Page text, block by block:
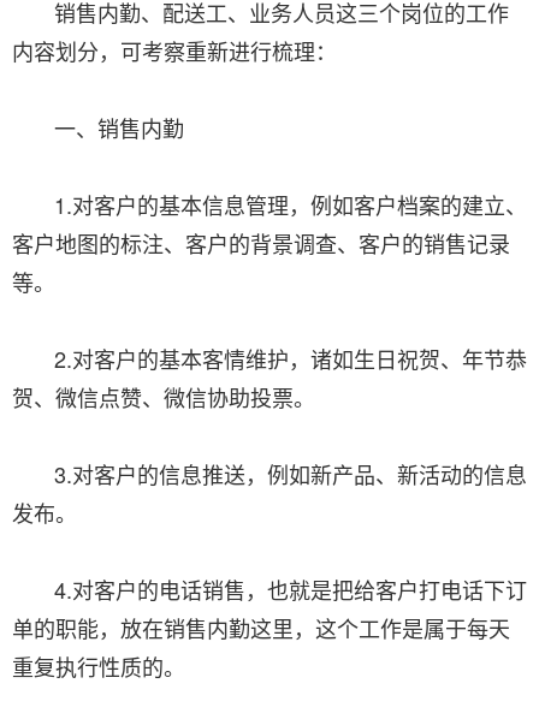
销售内勤、配送工、业务人员这三个岗位的工作
内容划分，可考察重新进行梳理：
一、销售内勤
1.对客户的基本信息管理，例如客户档案的建立、
客户地图的标注、客户的背景调查、客户的销售记录
等。
2.对客户的基本客情维护，诸如生日祝贺、年节恭
贺、微信点赞、微信协助投票。
3.对客户的信息推送，例如新产品、新活动的信息
发布。
4.对客户的电话销售，也就是把给客户打电话下订
单的职能，放在销售内勤这里，这个工作是属于每天
重复执行性质的。